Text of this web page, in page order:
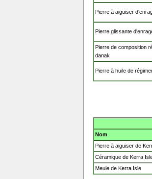
Pierre à aiguiser
Pierre glissante
Pierre de composition
danak
Pierre à huile de
Nom
Pierre à aiguiser de
Céramique de Kerra
Meule de Kerra Isle